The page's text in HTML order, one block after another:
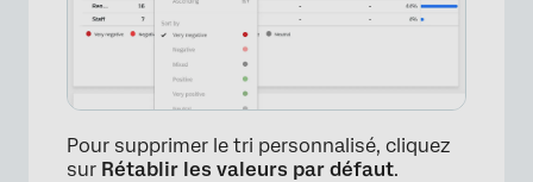
Pour supprimer le tri personnalisé, cliquez
sur Rétablir les valeurs par défaut.